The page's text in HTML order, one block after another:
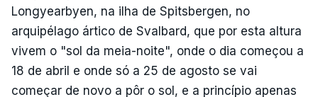
Longyearbyen, na ilha de Spitsbergen, no
arquipélago ártico de Svalbard, que por esta altura
vivem o "sol da meia-noite", onde o dia começou a
18 de abril e onde só a 25 de agosto se vai
começar de novo a pôr o sol, e a princípio apenas